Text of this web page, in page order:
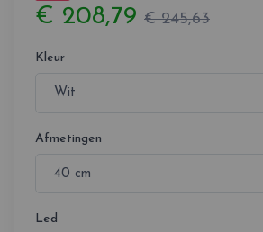
€ 208,79 € 245,63
Kleur
Afmetingen
Led